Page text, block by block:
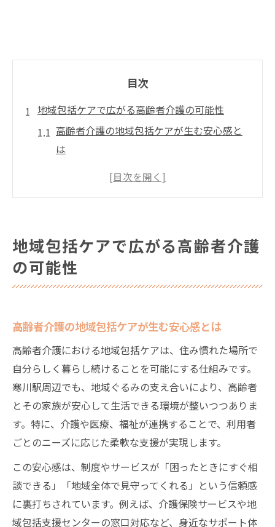
目次
地域包括ケアで広がる高齢者介護の可能性
高齢者介護の地域包括ケアが生む安心感と
は
地域連携で実現する高齢者介護の新たな形
高齢者介護を支える地域活動の実際例を紹
介
寒川駅周辺を中心に見る介護の新たな目標
寒川駅周辺で高齢者介護の目標を明確化す
る意義
高齢者介護の現場で共有される目標の立て
方
高齢者介護の質向上に役立つ目標管理の実
践例
高齢者介護の年間目標が現場のモチベーシ
ョンを高める
住み慣れた地域で叶える介護の在り方
高齢者介護で叶える地域密着型の暮らし方
地域包括ケアで広がる高齢者介護
の可能性
高齢者介護の地域包括ケアが生む安心感とは
高齢者介護における地域包括ケアは、住み慣れた場所で
自分らしく暮らし続けることを可能にする仕組みです。
寒川駅周辺でも、地域ぐるみの支え合いにより、高齢者
とその家族が安心して生活できる環境が整いつつありま
す。特に、介護や医療、福祉が連携することで、利用者
ごとのニーズに応じた柔軟な支援が実現します。
この安心感は、制度やサービスが「困ったときにすぐ相
談できる」「地域全体で見守ってくれる」という信頼感
に裏打ちされています。例えば、介護保険サービスや地
域包括支援センターの窓口対応など、身近なサポート体